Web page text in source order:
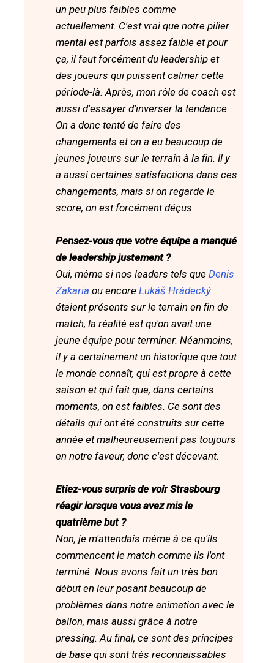
un peu plus faibles comme
actuellement. C'est vrai que notre pilier
mental est parfois assez faible et pour
ça, il faut forcément du leadership et
des joueurs qui puissent calmer cette
période-là. Après, mon rôle de coach est
aussi d'essayer d'inverser la tendance.
On a donc tenté de faire des
changements et on a eu beaucoup de
jeunes joueurs sur le terrain à la fin. Il y
a aussi certaines satisfactions dans ces
changements, mais si on regarde le
score, on est forcément déçus.
Pensez-vous que votre équipe a manqué
de leadership justement ?
Oui, même si nos leaders tels que Denis
Zakaria ou encore Lukáš Hrádecký
étaient présents sur le terrain en fin de
match, la réalité est qu'on avait une
jeune équipe pour terminer. Néanmoins,
il y a certainement un historique que tout
le monde connaît, qui est propre à cette
saison et qui fait que, dans certains
moments, on est faibles. Ce sont des
détails qui ont été construits sur cette
année et malheureusement pas toujours
en notre faveur, donc c'est décevant.
Etiez-vous surpris de voir Strasbourg
réagir lorsque vous avez mis le
quatrième but ?
Non, je m'attendais même à ce qu'ils
commencent le match comme ils l'ont
terminé. Nous avons fait un très bon
début en leur posant beaucoup de
problèmes dans notre animation avec le
ballon, mais aussi grâce à notre
pressing. Au final, ce sont des principes
de base qui sont très reconnaissables